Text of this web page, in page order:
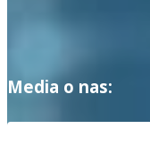
Media o nas: